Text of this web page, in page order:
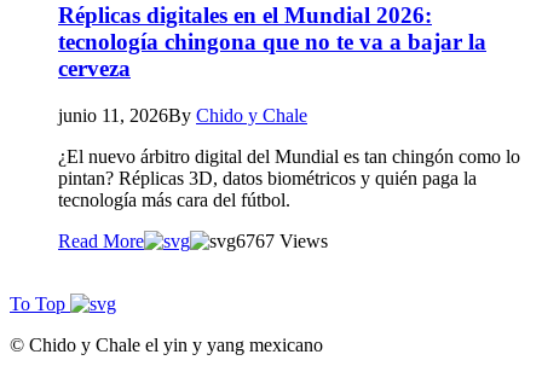
Réplicas digitales en el Mundial 2026:
tecnología chingona que no te va a bajar la
cerveza
junio 11, 2026By Chido y Chale
¿El nuevo árbitro digital del Mundial es tan chingón como lo
pintan? Réplicas 3D, datos biométricos y quién paga la
tecnología más cara del fútbol.
Read More
6767 Views
To Top
© Chido y Chale el yin y yang mexicano